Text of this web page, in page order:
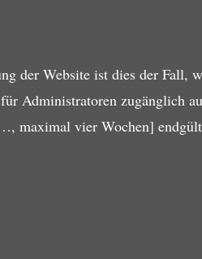
der Website ist dies der Fall,
Administratoren zugänglich
maximal vier Wochen]